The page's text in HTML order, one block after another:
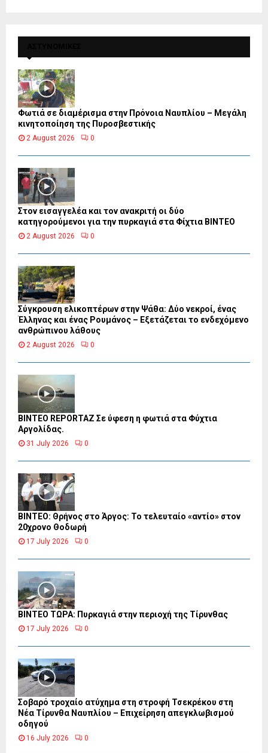
Φωτιά σε διαμέρισμα στην Πρόνοια Ναυπλίου – Μεγάλη
κινητοποίηση της Πυροσβεστικής
2 August 2026 0
Στον εισαγγελέα και τον ανακριτή οι δύο
κατηγορούμενοι για την πυρκαγιά στα Φίχτια ΒΙΝΤΕΟ
2 August 2026 0
Σύγκρουση ελικοπτέρων στην Ψάθα: Δύο νεκροί, ένας
Έλληνας και ένας Ρουμάνος – Εξετάζεται το ενδεχόμενο
ανθρώπινου λάθους
2 August 2026 0
BINTEO REPORTAZ Σε ύφεση η φωτιά στα Φύχτια
Αργολίδας.
31 July 2026 0
ΒΙΝΤΕΟ: Θρήνος στο Άργος: Το τελευταίο «αντίο» στον
20χρονο Θοδωρή
17 July 2026 0
ΒΙΝΤΕΟ ΤΩΡΑ: Πυρκαγιά στην περιοχή της Τίρυνθας
17 July 2026 0
Σοβαρό τροχαίο ατύχημα στη στροφή Τσεκρέκου στη
Νέα Τίρυνθα Ναυπλίου – Επιχείρηση απεγκλωβισμού
οδηγού
16 July 2026 0